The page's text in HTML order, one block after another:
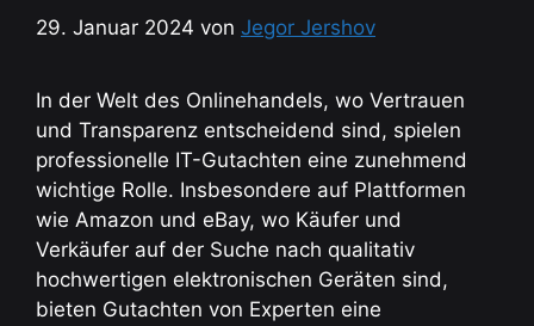
29. Januar 2024 von Jegor Jershov
In der Welt des Onlinehandels, wo Vertrauen
und Transparenz entscheidend sind, spielen
professionelle IT-Gutachten eine zunehmend
wichtige Rolle. Insbesondere auf Plattformen
wie Amazon und eBay, wo Käufer und
Verkäufer auf der Suche nach qualitativ
hochwertigen elektronischen Geräten sind,
bieten Gutachten von Experten eine